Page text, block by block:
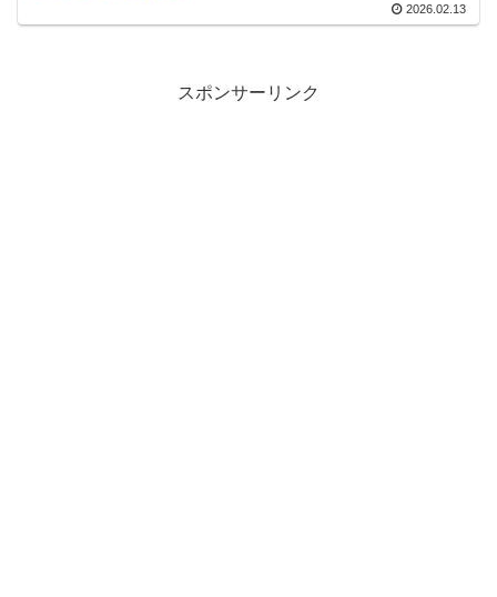
2026.02.13
スポンサーリンク